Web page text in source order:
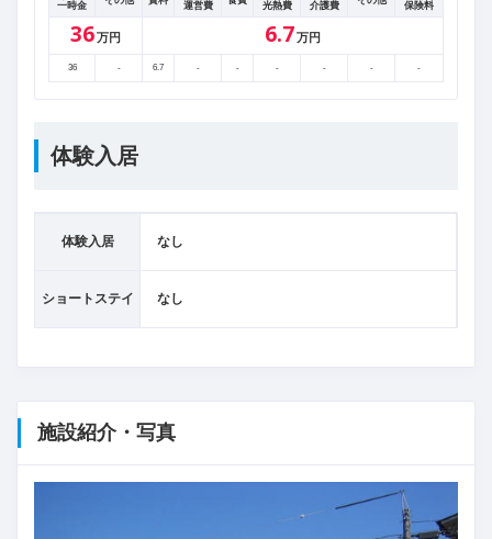
一時金
運営費
光熱費
介護費
保険料
36万円 6.7万円
36 - 6.7 - - - - - -
体験入居
体験入居 なし
ショートステイ なし
施設紹介・写真